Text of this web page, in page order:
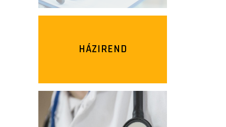
HÁZIREND